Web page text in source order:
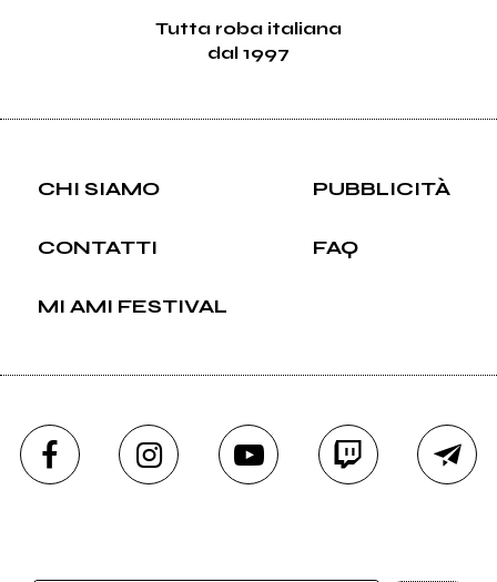
Tutta roba italiana
dal 1997
CHI SIAMO PUBBLICITÀ
CONTATTI FAQ
MI AMI FESTIVAL